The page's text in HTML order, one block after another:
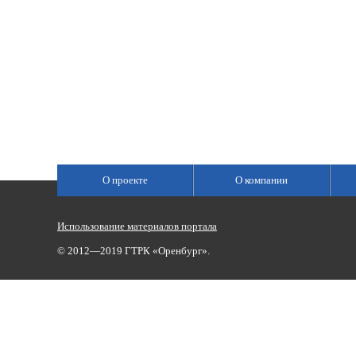
О проекте О компании
Использование материалов портала
© 2012—2019 ГТРК «Оренбург».
Сетевое издание «Государственный Интернет-Канал «Россия»